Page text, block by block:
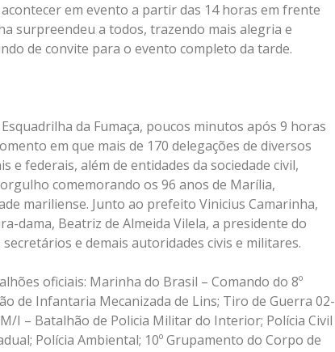
em evento a partir das 14 horas em frente
surpreendeu a todos, trazendo mais alegria e
de convite para o evento completo da tarde.
da Fumaça, poucos minutos após 9 horas
em que mais de 170 delegações de diversos
federais, além de entidades da sociedade civil,
comemorando os 96 anos de Marília,
mariliense. Junto ao prefeito Vinicius Camarinha,
dama, Beatriz de Almeida Vilela, a presidente do
e demais autoridades civis e militares.
oficiais: Marinha do Brasil – Comando do 8º
de Infantaria Mecanizada de Lins; Tiro de Guerra 02-
I – Batalhão de Policia Militar do Interior; Polícia Civil
Polícia Ambiental; 10º Grupamento do Corpo de